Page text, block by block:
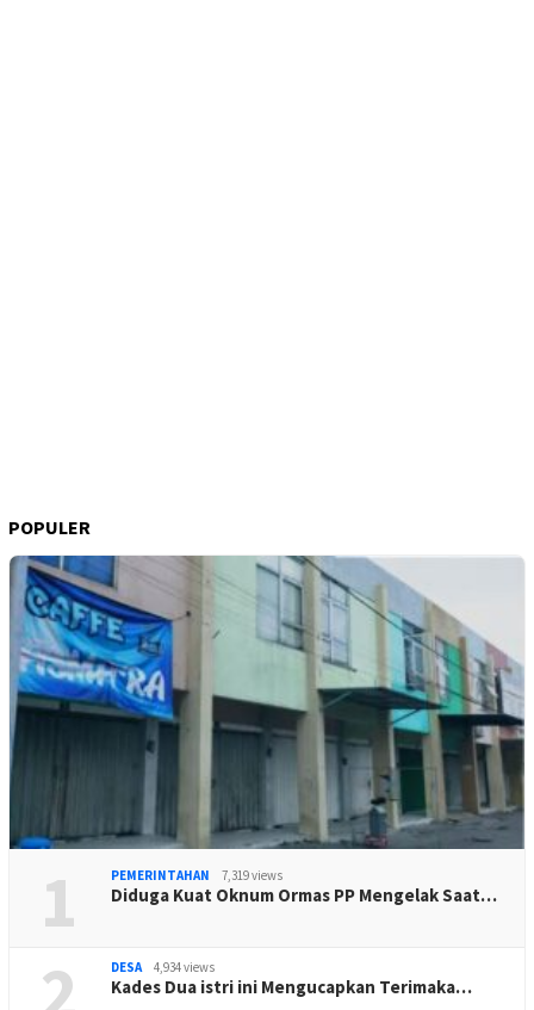
POPULER
1 PEMERINTAHAN 7,319 views
Diduga Kuat Oknum Ormas PP Mengelak Saat…
DESA 4,934 views
Kades Dua istri ini Mengucapkan Terimaka…